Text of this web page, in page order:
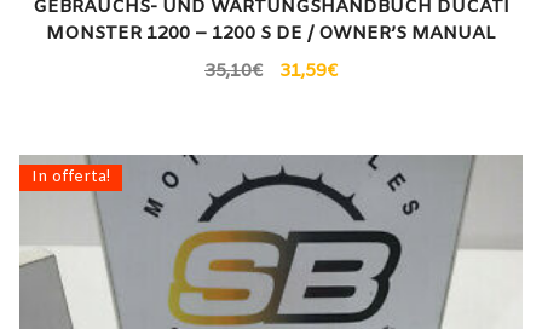
GEBRAUCHS- UND WARTUNGSHANDBUCH DUCATI
MONSTER 1200 – 1200 S DE / OWNER’S MANUAL
35,10€ 31,59€
In offerta!